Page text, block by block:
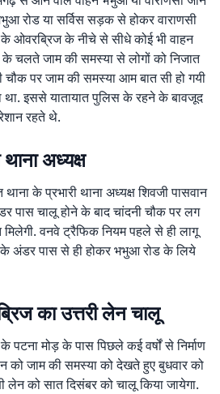
रोड या सर्विस सड़क से होकर वाराणसी
ओवरब्रिज के नीचे से सीधे कोई भी वाहन
चलते जाम की समस्या से लोगों को निजात
चौक पर जाम की समस्या आम बात सी हो गयी
था. इससे यातायात पुलिस के रहने के बावजूद
रहते थे.
अध्यक्ष
के प्रभारी थाना अध्यक्ष शिवजी पासवान
पास चालू होने के बाद चांदनी चौक पर लग
वनवे ट्रैफिक नियम पहले से ही लागू
के अंडर पास से ही होकर भभुआ रोड के लिये
का उत्तरी लेन चालू
पटना मोड़ के पास पिछले कई वर्षों से निर्माण
को जाम की समस्या को देखते हुए बुधवार को
लेन को सात दिसंबर को चालू किया जायेगा.